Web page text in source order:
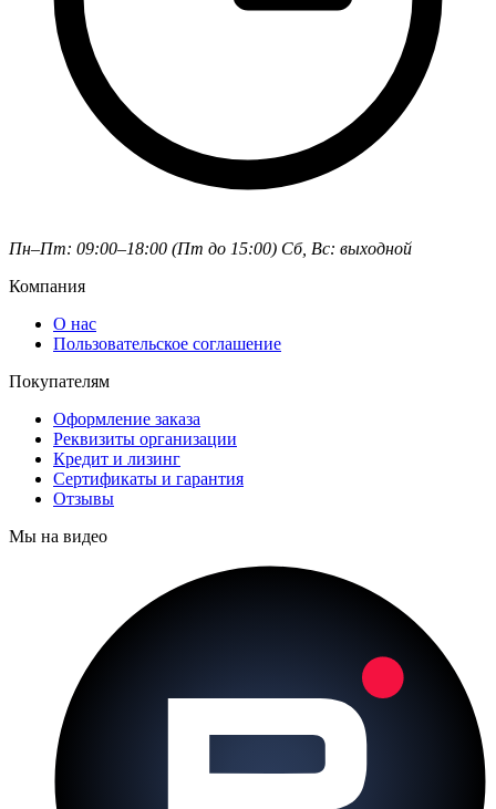
Пн–Пт: 09:00–18:00 (Пт до 15:00) Сб, Вс: выходной
Компания
О нас
Пользовательское соглашение
Покупателям
Оформление заказа
Реквизиты организации
Кредит и лизинг
Сертификаты и гарантия
Отзывы
Мы на видео